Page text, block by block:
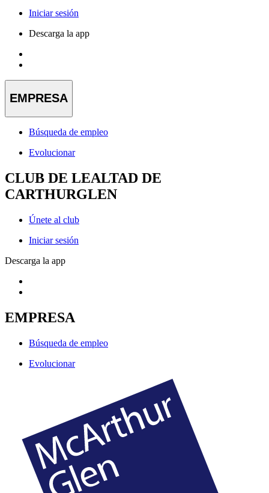
Iniciar sesión
Descarga la app
EMPRESA
Búsqueda de empleo
Evolucionar
CLUB DE LEALTAD DE
CARTHURGLEN
Únete al club
Iniciar sesión
Descarga la app
EMPRESA
Búsqueda de empleo
Evolucionar